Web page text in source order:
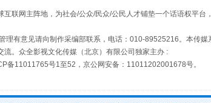
如何以同查同治破解风腐交织难题
联网主阵地，为社会/公众/民众/公民人才铺垫一个话语权平台
理有意见请向制作采编部联系，电话：010-89525216。本传
。众全影视文化传媒（北京）有限公司独家主办 :
备11011765号1至52，京公网安备：11011202001678号。